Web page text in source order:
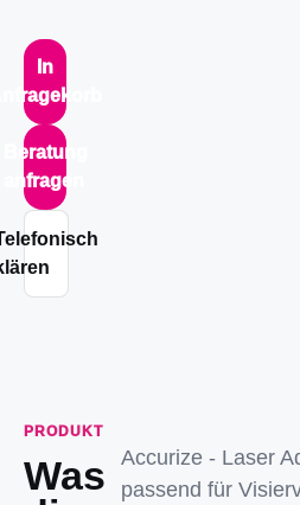
In
Beratung
anfragen
PRODUKT
Was
Accurize - Laser
passend für